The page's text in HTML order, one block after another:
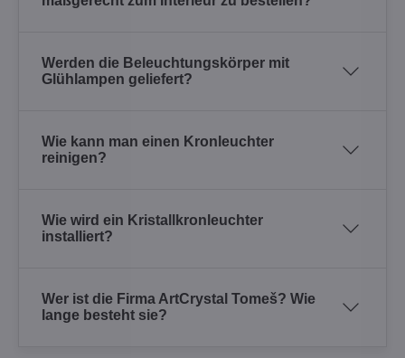
Werden die Beleuchtungskörper mit
Glühlampen geliefert?
Wie kann man einen Kronleuchter
reinigen?
Wie wird ein Kristallkronleuchter
installiert?
Wer ist die Firma ArtCrystal Tomeš? Wie
lange besteht sie?